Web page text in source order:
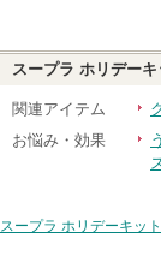
スープラ ホリデーキ
関連アイテム
お悩み・効果
スープラ ホリデーキット